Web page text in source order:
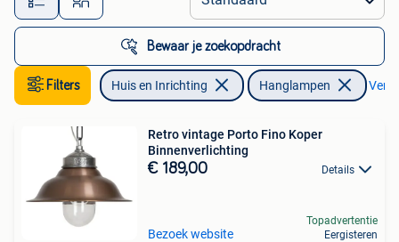
Bewaar je zoekopdracht
Filters Huis en Inrichting Hanglampen
Retro vintage Porto Fino Koper
Binnenverlichting
€ 189,00 Details
Bezoek website
Topadvertentie
Eergisteren